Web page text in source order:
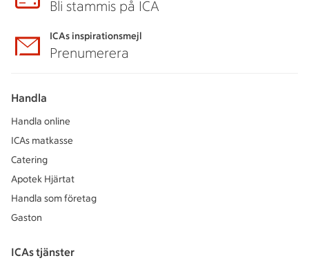
Bli stammis på ICA
ICAs inspirationsmejl
Prenumerera
Handla
Handla online
ICAs matkasse
Catering
Apotek Hjärtat
Handla som företag
Gaston
ICAs tjänster